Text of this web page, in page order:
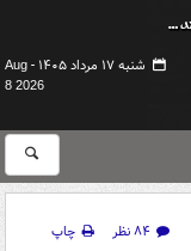
شنبه ۱۷ مرداد ۱۴۰۵ -
Aug
8 2026
۸۴ نظر
چاپ